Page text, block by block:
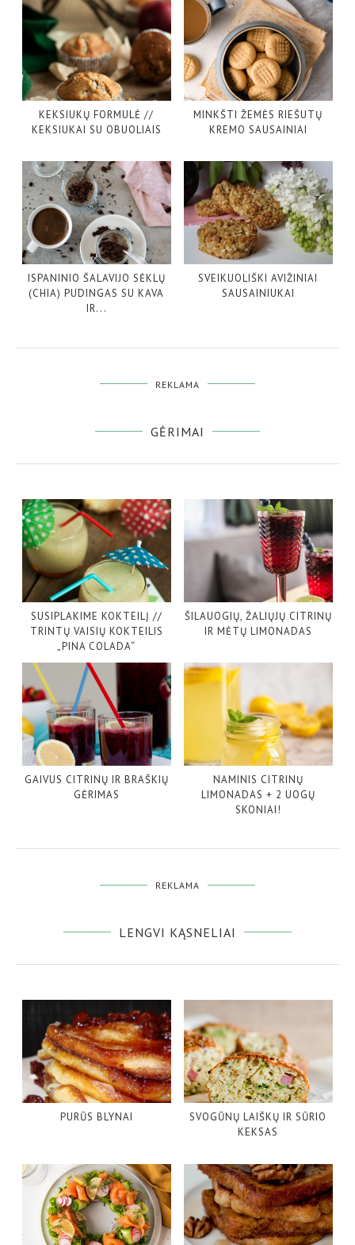
KEKSIUKŲ FORMULĖ //
KEKSIUKAI SU OBUOLIAIS
MINKŠTI ŽEMĖS RIEŠUTŲ
KREMO SAUSAINIAI
ISPANINIO ŠALAVIJO SĖKLŲ
(CHIA) PUDINGAS SU KAVA
IR...
SVEIKUOLIŠKI AVIŽINIAI
SAUSAINIUKAI
REKLAMA
GĖRIMAI
SUSIPLAKIME KOKTEILĮ //
TRINTŲ VAISIŲ KOKTEILIS
„PINA COLADA“
ŠILAUOGIŲ, ŽALIŲJŲ CITRINŲ
IR MĖTŲ LIMONADAS
GAIVUS CITRINŲ IR BRAŠKIŲ
GĖRIMAS
NAMINIS CITRINŲ
LIMONADAS + 2 UOGŲ
SKONIAI!
REKLAMA
LENGVI KĄSNELIAI
PURŪS BLYNAI
SVOGŪNŲ LAIŠKŲ IR SŪRIO
KEKSAS